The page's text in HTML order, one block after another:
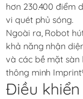
hơn 230.400 điểm
vi quét phủ sóng.
Ngoài ra, Robot
khả năng nhận
và các bề mặt
thông minh
Điều